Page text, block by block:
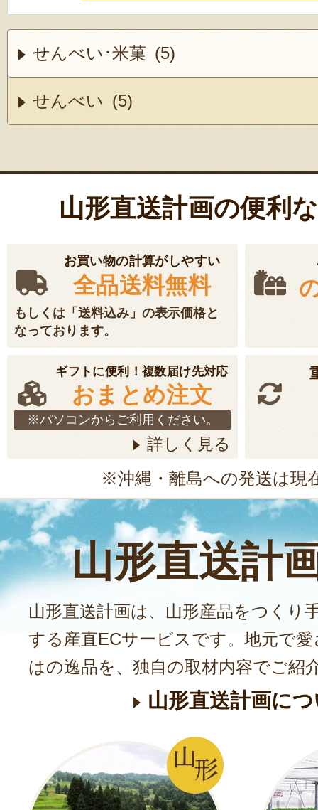
せんべい･米菓 (5)
せんべい (5)
山形直送計画の便利
お買い物の計算がしやすい
全品送料無料
もしくは「送料込み」の表示価格と
なっております。
ギフトに便利！複数届け先対応
おまとめ注文
※パソコンからご利用ください。
詳しく見る
※沖縄・離島への発送は現
山形直送計
山形直送計画は、山形産品をつくり
する産直ECサービスです。地元で
はの逸品を、独自の取材内容でご紹
山形直送計画に